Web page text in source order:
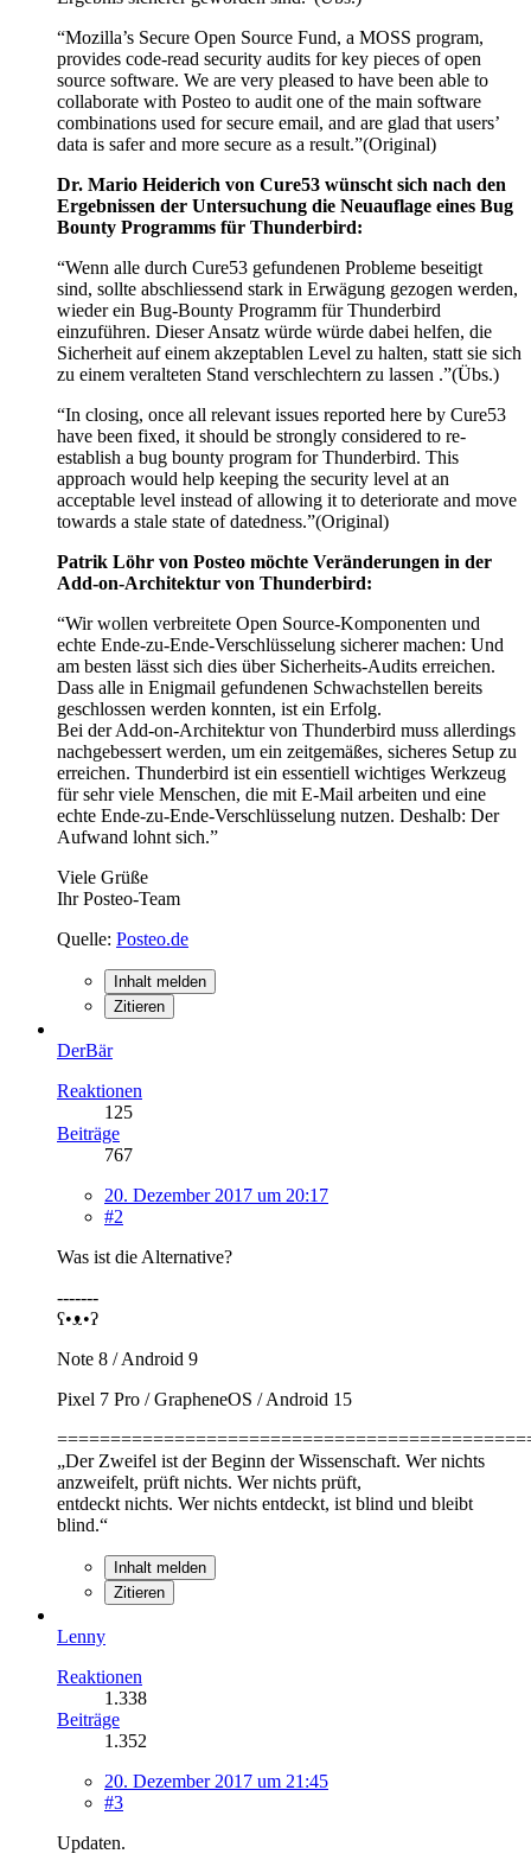
“Mozilla’s Secure Open Source Fund, a MOSS program,
provides code-read security audits for key pieces of open
source software. We are very pleased to have been able to
collaborate with Posteo to audit one of the main software
combinations used for secure email, and are glad that users’
data is safer and more secure as a result.”(Original)
Dr. Mario Heiderich von Cure53 wünscht sich nach den
Ergebnissen der Untersuchung die Neuauflage eines Bug
Bounty Programms für Thunderbird:
“Wenn alle durch Cure53 gefundenen Probleme beseitigt
sind, sollte abschliessend stark in Erwägung gezogen werden,
wieder ein Bug-Bounty Programm für Thunderbird
einzuführen. Dieser Ansatz würde würde dabei helfen, die
Sicherheit auf einem akzeptablen Level zu halten, statt sie sich
zu einem veralteten Stand verschlechtern zu lassen .”(Übs.)
“In closing, once all relevant issues reported here by Cure53
have been fixed, it should be strongly considered to re-
establish a bug bounty program for Thunderbird. This
approach would help keeping the security level at an
acceptable level instead of allowing it to deteriorate and move
towards a stale state of datedness.”(Original)
Patrik Löhr von Posteo möchte Veränderungen in der
Add-on-Architektur von Thunderbird:
“Wir wollen verbreitete Open Source-Komponenten und
echte Ende-zu-Ende-Verschlüsselung sicherer machen: Und
am besten lässt sich dies über Sicherheits-Audits erreichen.
Dass alle in Enigmail gefundenen Schwachstellen bereits
geschlossen werden konnten, ist ein Erfolg.
Bei der Add-on-Architektur von Thunderbird muss allerdings
nachgebessert werden, um ein zeitgemäßes, sicheres Setup zu
erreichen. Thunderbird ist ein essentiell wichtiges Werkzeug
für sehr viele Menschen, die mit E-Mail arbeiten und eine
echte Ende-zu-Ende-Verschlüsselung nutzen. Deshalb: Der
Aufwand lohnt sich.”
Viele Grüße
Ihr Posteo-Team
Quelle: Posteo.de
Inhalt melden
Zitieren
DerBär
Reaktionen
125
Beiträge
767
20. Dezember 2017 um 20:17
#2
Was ist die Alternative?
-------
ʕ•ᴥ•ʔ
Note 8 / Android 9
Pixel 7 Pro / GrapheneOS / Android 15
„Der Zweifel ist der Beginn der Wissenschaft. Wer nichts
anzweifelt, prüft nichts. Wer nichts prüft,
entdeckt nichts. Wer nichts entdeckt, ist blind und bleibt
blind.“
Inhalt melden
Zitieren
Lenny
Reaktionen
1.338
Beiträge
1.352
20. Dezember 2017 um 21:45
#3
Updaten.